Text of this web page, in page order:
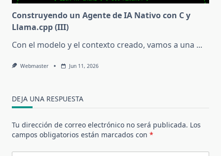
Construyendo un Agente de IA Nativo con C y
Llama.cpp (III)
Con el modelo y el contexto creado, vamos a una ...
Webmaster Jun 11, 2026
DEJA UNA RESPUESTA
Tu dirección de correo electrónico no será publicada. Los
campos obligatorios están marcados con *